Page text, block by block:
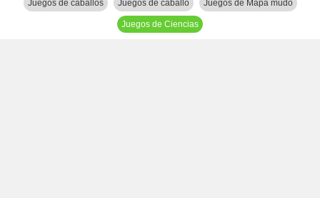
Juegos de caballos Juegos de caballo Juegos de Mapa mudo
Juegos de Ciencias